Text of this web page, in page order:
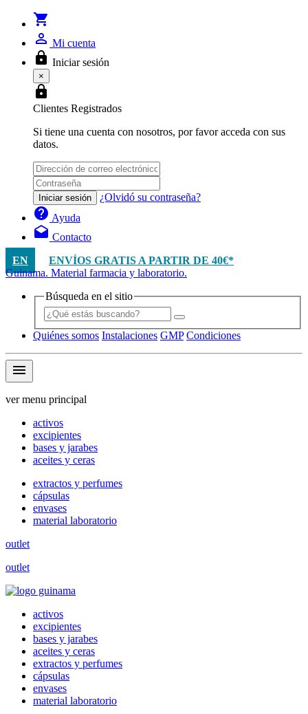
shopping_cart
person_outline Mi cuenta
lock Iniciar sesión
×
lock
Clientes Registrados
Si tiene una cuenta con nosotros, por favor acceda con sus
datos.
Iniciar sesión ¿Olvidó su contraseña?
help Ayuda
drafts Contacto
EN
ENVÍOS GRATIS A PARTIR DE 40€*
Guinama. Material farmacia y laboratorio.
Búsqueda en el sitio
Quiénes somos Instalaciones GMP Condiciones
menu
ver menu principal
activos
excipientes
bases y jarabes
aceites y ceras
extractos y perfumes
cápsulas
envases
material laboratorio
outlet
outlet
activos
excipientes
bases y jarabes
aceites y ceras
extractos y perfumes
cápsulas
envases
material laboratorio